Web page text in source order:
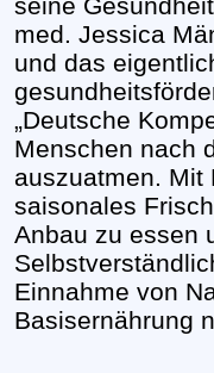
med. Jessica
und das
„Deutsche
Menschen nach
auszuatmen. Mit
saisonales
Anbau zu essen
Einnahme von
Basisernährung